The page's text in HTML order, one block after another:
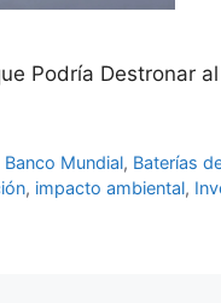
Podría Destronar
Banco Mundial, Baterías
, impacto ambiental,